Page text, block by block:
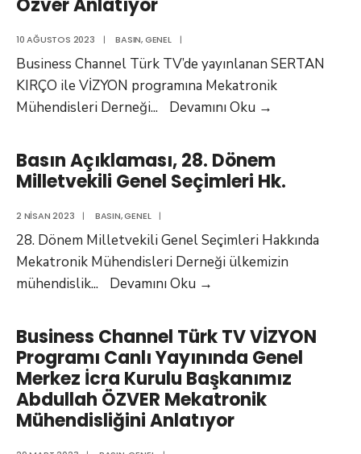
Mekatronik
Mühendisleri”
10 AĞUSTOS 2023 | BASIN,GENEL |
Business Channel Türk TV’de yayınlanan SERTAN
KIRÇO ile VİZYON programına Mekatronik
Mühendisleri Derneği... Devamını Oku →
Muhammed
Abdullah
Anlatıyor
Basın Açıklaması, 28. Dönem
Milletvekili Genel Seçimleri Hk.
2 NISAN 2023 | BASIN,GENEL |
28. Dönem Milletvekili Genel Seçimleri Hakkında
Mekatronik Mühendisleri Derneği ülkemizin
mühendislik... Devamını Oku →
28.
Dönem
Milletvekili
Genel
Seçimleri
Business Channel Türk TV VİZYON
Programı Canlı Yayınında Genel
Merkez İcra Kurulu Başkanımız
Abdullah ÖZVER Mekatronik
Mühendisliğini Anlatıyor